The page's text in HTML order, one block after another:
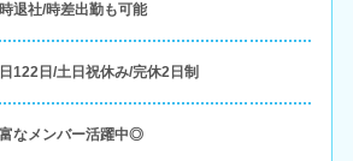
退社/時差出勤も可能
122日/土日祝休み/完休2日制
なメンバー活躍中◎